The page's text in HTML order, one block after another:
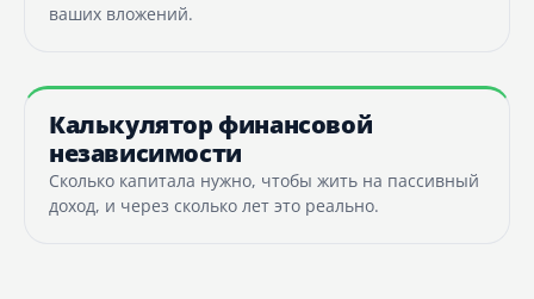
ваших вложений.
Калькулятор финансовой
независимости
Сколько капитала нужно, чтобы жить на пассивный
доход, и через сколько лет это реально.